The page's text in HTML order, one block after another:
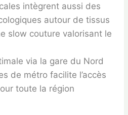
intègrent aussi des
autour de tissus
slow couture valorisant le
via la gare du Nord
de métro facilite l’accès
toute la région